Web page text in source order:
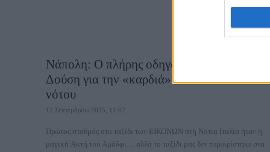
Νάπολη: Ο πλήρης οδηγός του Τάσου
Δούση για την «καρδιά» του ιταλικού
νότου
12 Σεπτεμβρίου 2025, 11:02
Πρώτος σταθμός στο ταξίδι των ΕΙΚΟΝΩΝ στη Νότια Ιταλία ήταν η
μαγική Ακτή του Αμάλφι… αλλά το ταξίδι μας δεν περιορίστηκε στα